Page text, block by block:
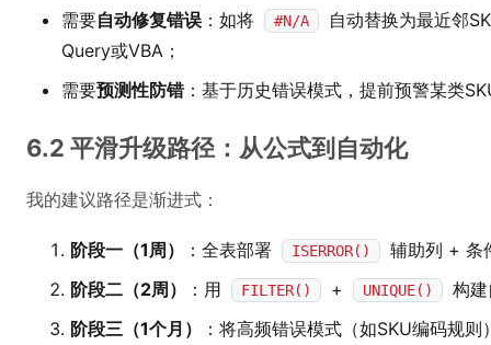
需要自动修复错误 ：如将 #N/A
自动替换为最近邻
Query或VBA；
需要预测性防错：基于历史错误模式，提前预警某类
6.2 平滑升级路径：从公式到自动化
我的建议路径是渐进式：
阶段一（1周） ：全表部署 ISERROR()
辅助列 + 条
阶段二（2周）
：用 FILTER() + UNIQUE()
构
阶段三（1个月）
：将高频错误模式（如SKU编码规